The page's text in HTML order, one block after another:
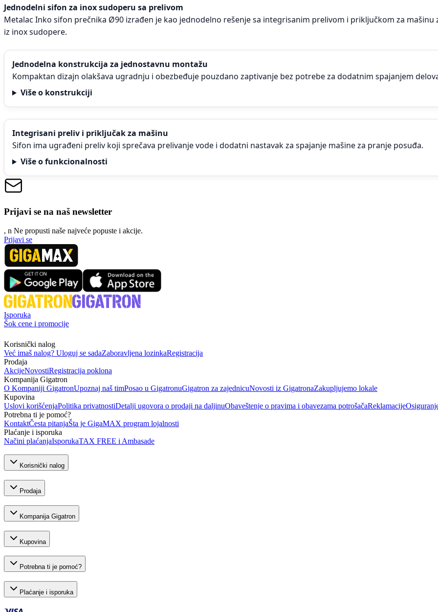
Jednodelni sifon za inox sudoperu sa prelivom
Metalac Inko sifon prečnika Ø90 izrađen je kao jednodelno rešenje sa integrisanim prelivom i priključkom za
iz inox sudopere.
Jednodelna konstrukcija za jednostavnu montažu
Kompaktan dizajn olakšava ugradnju i obezbeđuje pouzdano zaptivanje bez potrebe za dodatnim spajanjem
Više o konstrukciji
Integrisani preliv i priključak za mašinu
Sifon ima ugrađeni preliv koji sprečava prelivanje vode i dodatni nastavak za spajanje mašine za pranje posuđa.
Više o funkcionalnosti
Prijavi se na naš newsletter
, n Ne propusti naše najveće popuste i akcije.
Prijavi se
Isporuka
Šok cene i promocije
Korisnički nalog
Već imaš nalog? Uloguj se sadaZaboravljena lozinkaRegistracija
Prodaja
AkcijeNovostiRegistracija poklona
Kompanija Gigatron
O Kompaniji GigatronUpoznaj naš timPosao u GigatronuGigatron za zajednicuNovosti iz GigatronaZakupljujemo lokale
Kupovina
Uslovi korišćenjaPolitika privatnostiDetalji ugovora o prodaji na daljinuObaveštenje o pravima i obavezama potrošačaReklamacije
Potrebna ti je pomoć?
KontaktČesta pitanjaŠta je GigaMAX program lojalnosti
Plaćanje i isporuka
Načini plaćanjaIsporukaTAX FREE i Ambasade
Korisnički nalog
Prodaja
Kompanija Gigatron
Kupovina
Potrebna ti je pomoć?
Plaćanje i isporuka